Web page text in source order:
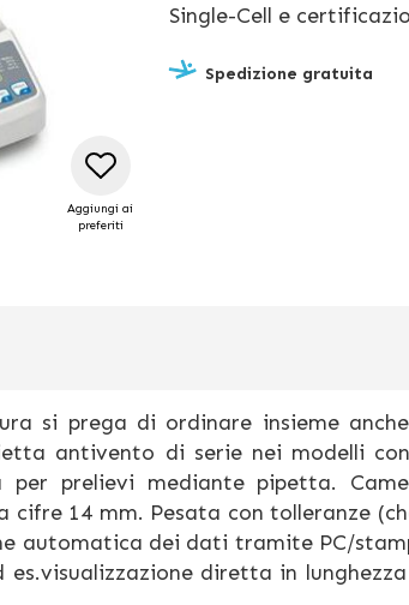
Aggiungi ai
preferiti
Single-Cell e
Spedizione gratuita
si prega di ordinare insieme
antivento di serie nei modelli
prelievi mediante pipetta.
cifre 14 mm. Pesata con tolleranze
automatica dei dati tramite PC/
diretta in